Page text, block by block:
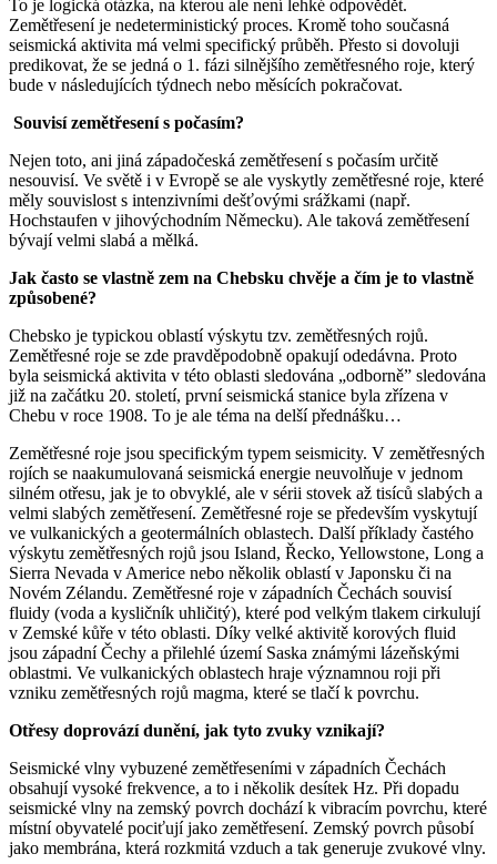
To je logická otázka, na kterou ale není lehké odpovědět.
Zemětřesení je nedeterministický proces. Kromě toho současná
seismická aktivita má velmi specifický průběh. Přesto si dovoluji
predikovat, že se jedná o 1. fázi silnějšího zemětřesného roje, který
bude v následujících týdnech nebo měsících pokračovat.
Souvisí zemětřesení s počasím?
Nejen toto, ani jiná západočeská zemětřesení s počasím určitě
nesouvisí. Ve světě i v Evropě se ale vyskytly zemětřesné roje, které
měly souvislost s intenzivními dešťovými srážkami (např.
Hochstaufen v jihovýchodním Německu). Ale taková zemětřesení
bývají velmi slabá a mělká.
Jak často se vlastně zem na Chebsku chvěje a čím je to vlastně
způsobené?
Chebsko je typickou oblastí výskytu tzv. zemětřesných rojů.
Zemětřesné roje se zde pravděpodobně opakují odedávna. Proto
byla seismická aktivita v této oblasti sledována „odborně” sledována
již na začátku 20. století, první seismická stanice byla zřízena v
Chebu v roce 1908. To je ale téma na delší přednášku…
Zemětřesné roje jsou specifickým typem seismicity. V zemětřesných
rojích se naakumulovaná seismická energie neuvolňuje v jednom
silném otřesu, jak je to obvyklé, ale v sérii stovek až tisíců slabých a
velmi slabých zemětřesení. Zemětřesné roje se především vyskytují
ve vulkanických a geotermálních oblastech. Další příklady častého
výskytu zemětřesných rojů jsou Island, Řecko, Yellowstone, Long a
Sierra Nevada v Americe nebo několik oblastí v Japonsku či na
Novém Zélandu. Zemětřesné roje v západních Čechách souvisí
fluidy (voda a kysličník uhličitý), které pod velkým tlakem cirkulují
v Zemské kůře v této oblasti. Díky velké aktivitě korových fluid
jsou západní Čechy a přilehlé území Saska známými lázeňskými
oblastmi. Ve vulkanických oblastech hraje významnou roji při
vzniku zemětřesných rojů magma, které se tlačí k povrchu.
Otřesy doprovází dunění, jak tyto zvuky vznikají?
Seismické vlny vybuzené zemětřeseními v západních Čechách
obsahují vysoké frekvence, a to i několik desítek Hz. Při dopadu
seismické vlny na zemský povrch dochází k vibracím povrchu, které
místní obyvatelé pociťují jako zemětřesení. Zemský povrch působí
jako membrána, která rozkmitá vzduch a tak generuje zvukové vlny.